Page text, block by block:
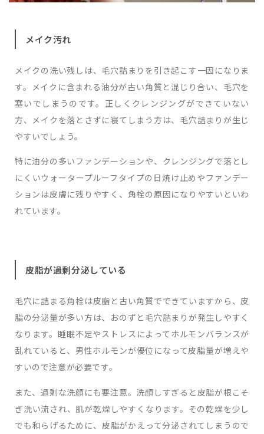
メイク汚れ
メイクの洗い残しは、毛穴詰まりを引き起こす一因になりま
す。メイクに含まれる油分が古い角質と混じり合い、毛穴を
塞いでしまうのです。正しくクレンジングができていない
方、メイクを落とさずに寝てしまう方は、毛穴詰まりが生じ
やすいでしょう。
特に油分の多いファンデーションや、クレンジングで落とし
にくいウォータープルーフタイプの日焼け止めやファンデー
ションは皮膚に残りやすく、角栓の原因になりやすいといわ
れています。
皮脂が過剰分泌している
毛穴に詰まる角栓は皮脂と古い角質でできていますから、皮
脂の分泌量が多い方は、おのずと毛穴詰まりが発生しやすく
なります。睡眠不足やストレスによってホルモンバランスが
乱れていると、男性ホルモンが優位になって皮脂量が増えや
すいので注意が必要です。
また、過剰な洗顔にも要注意。洗顔しすぎると皮脂が根こそ
ぎ洗い流され、肌が乾燥しやすくなります。その乾燥を少し
でも和らげるために、皮脂がかえって分泌されてしまうので